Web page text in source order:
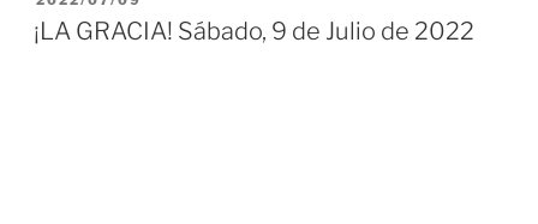
EL
¡LA GRACIA! Sábado, 9 de Julio de 2022